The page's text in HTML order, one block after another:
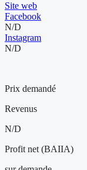
Site web
Facebook
N/D
Instagram
N/D
Prix demandé
Revenus
N/D
Profit net (BAIIA)